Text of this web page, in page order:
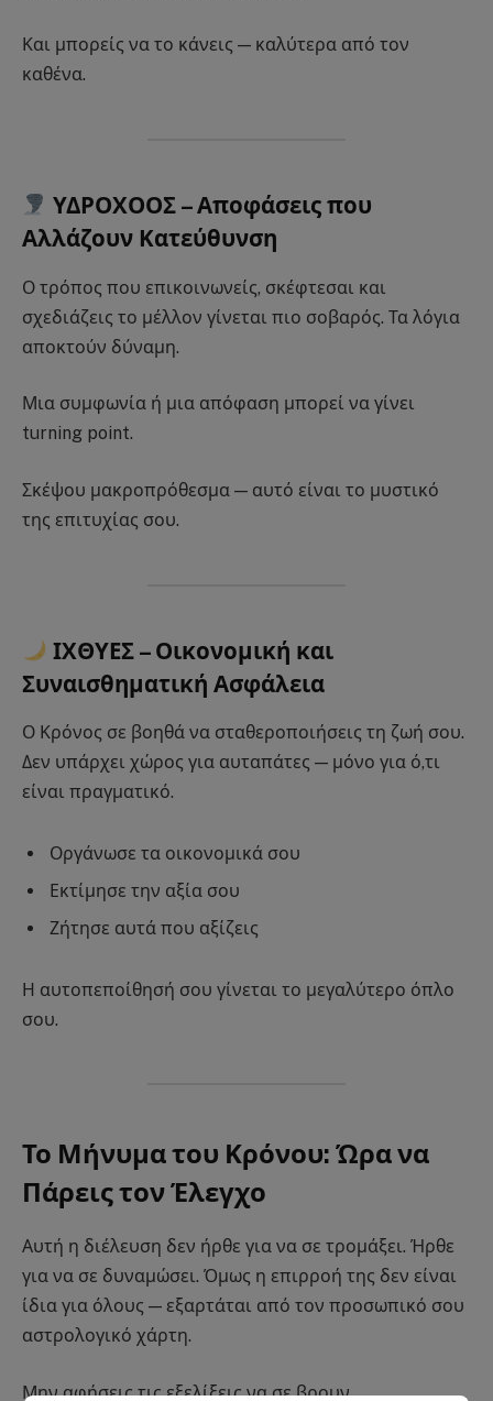
Και μπορείς να το κάνεις — καλύτερα από τον
καθένα.
ΥΔΡΟΧΟΟΣ – Αποφάσεις που
Αλλάζουν Κατεύθυνση
Ο τρόπος που επικοινωνείς, σκέφτεσαι και
σχεδιάζεις το μέλλον γίνεται πιο σοβαρός. Τα λόγια
αποκτούν δύναμη.
Μια συμφωνία ή μια απόφαση μπορεί να γίνει
turning point.
Σκέψου μακροπρόθεσμα — αυτό είναι το μυστικό
της επιτυχίας σου.
ΙΧΘΥΕΣ – Οικονομική και
Συναισθηματική Ασφάλεια
Ο Κρόνος σε βοηθά να σταθεροποιήσεις τη ζωή σου.
Δεν υπάρχει χώρος για αυταπάτες — μόνο για ό,τι
είναι πραγματικό.
Οργάνωσε τα οικονομικά σου
Εκτίμησε την αξία σου
Ζήτησε αυτά που αξίζεις
Η αυτοπεποίθησή σου γίνεται το μεγαλύτερο όπλο
σου.
Το Μήνυμα του Κρόνου: Ώρα να
Πάρεις τον Έλεγχο
Αυτή η διέλευση δεν ήρθε για να σε τρομάξει. Ήρθε
για να σε δυναμώσει. Όμως η επιρροή της δεν είναι
ίδια για όλους — εξαρτάται από τον προσωπικό σου
αστρολογικό χάρτη.
Μην αφήσεις τις εξελίξεις να σε βρουν